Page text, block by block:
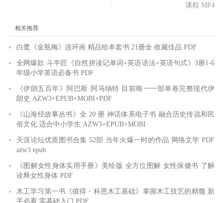
课程 MP4
相关推荐
白鹭《金瓶梅》连环画 精品绘本套书 21册全 收藏佳品 PDF
全网爆款 斗半匠《自然拼读记单词+英语语法+英语句式》3册1-6
年级小学英语必备书 PDF
《伊朗五百年》阿巴斯·阿马纳特 目前唯一一部单卷完整现代伊
朗史 AZW3+EPUB+MOBI+PDF
《山海经故事丛书》全 20 册 神话体系电子书 融合历史传说和民
俗文化 适合中小学生 AZW3+EPUB+MOBI
天涯论坛优质图书合集 52部 当年火爆一时的作品 网络文学 PDF
azw3 epub
《图解女性身体实用手册》美绘版 全方位图解 女性保健书 了解
诠释女性身体 PDF
木工学习第一书《彼得・科恩木工基础》掌握木工技艺的精髓 新
手必看 零基础入门 PDF